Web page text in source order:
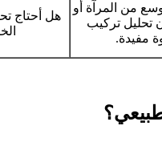
من المرآة أو
تحليل تركيب
مفيدة.
هل أحتاج